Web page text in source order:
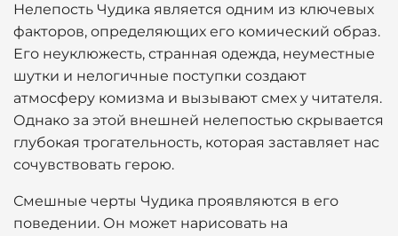
Нелепость Чудика является одним из ключевых
факторов, определяющих его комический образ.
Его неуклюжесть, странная одежда, неуместные
шутки и нелогичные поступки создают
атмосферу комизма и вызывают смех у читателя.
Однако за этой внешней нелепостью скрывается
глубокая трогательность, которая заставляет нас
сочувствовать герою.
Смешные черты Чудика проявляются в его
поведении. Он может нарисовать на